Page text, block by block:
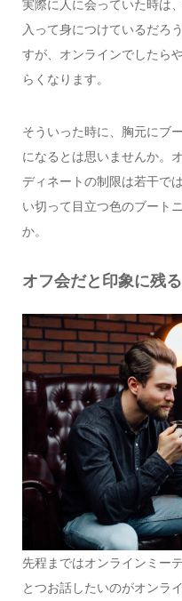
実際に人に会っていた時は
入って身につけているだろ
すが、オンラインでしたら
らくなります。
そういった時に、胸元にブ
になるとは思いませんか。
ディネートの制限は若干で
い切って目立つ色のブート
か。
オフ会だと印象に残る
先程まではオンラインミー
とつお話したいのがオンラ